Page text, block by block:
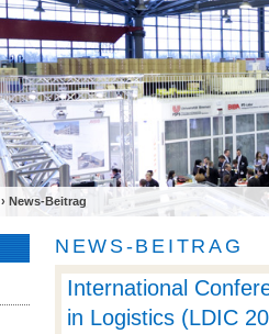
› News-Beitrag
NEWS-BEITRAG
International
in Logistics (LDIC